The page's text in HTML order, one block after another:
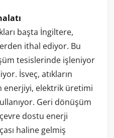
başta İngiltere,
ithal ediyor. Bu
tesislerinde işleniyor
İsveç, atıkların
enerjiyi, elektrik üretimi
Geri dönüşüm
dostu enerji
haline gelmiş